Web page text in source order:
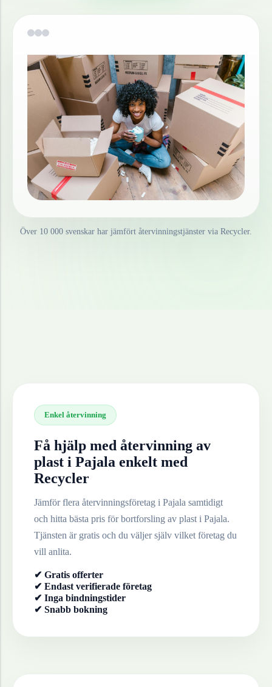
Över 10 000 svenskar har jämfört återvinningstjänster via Recycler.
Enkel återvinning
Få hjälp med återvinning av
plast i Pajala enkelt med
Recycler
Jämför flera återvinningsföretag i Pajala samtidigt
och hitta bästa pris för bortforsling av plast i Pajala.
Tjänsten är gratis och du väljer själv vilket företag du
vill anlita.
✔ Gratis offerter
✔ Endast verifierade företag
✔ Inga bindningstider
✔ Snabb bokning